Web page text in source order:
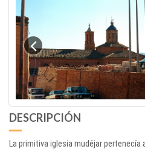
DESCRIPCIÓN
La primitiva iglesia mudéjar